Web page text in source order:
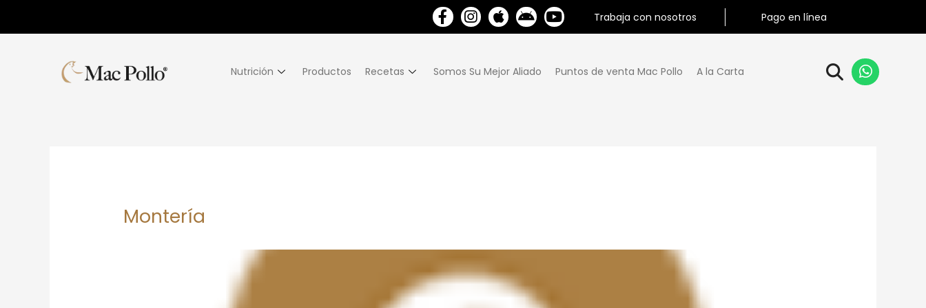
Trabaja con nosotros Pago en línea
Nutrición Productos Recetas Somos Su Mejor Aliado Puntos de venta Mac Pollo A la Carta
Montería